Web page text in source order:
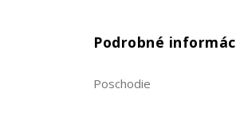
Podrobné
Poschodie